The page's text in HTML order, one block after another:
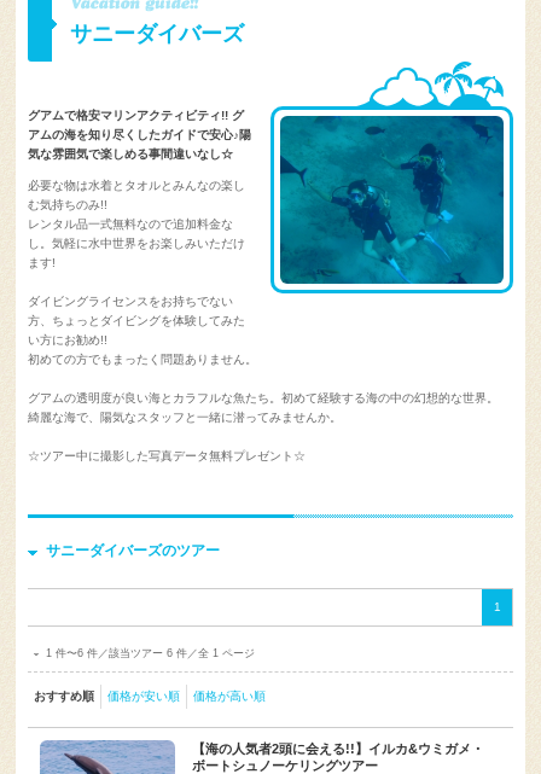
サニーダイバーズ
グアムで格安マリンアクティビティ!! グ
アムの海を知り尽くしたガイドで安心♪陽
気な雰囲気で楽しめる事間違いなし☆
必要な物は水着とタオルとみんなの楽し
む気持ちのみ!!
レンタル品一式無料なので追加料金な
し。気軽に水中世界をお楽しみいただけ
ます!
ダイビングライセンスをお持ちでない
方、ちょっとダイビングを体験してみた
い方にお勧め!!
初めての方でもまったく問題ありません。
グアムの透明度が良い海とカラフルな魚たち。初めて経験する海の中の幻想的な世界。
綺麗な海で、陽気なスタッフと一緒に潜ってみませんか。
☆ツアー中に撮影した写真データ無料プレゼント☆
サニーダイバーズのツアー
1
1 件〜6 件／該当ツアー 6 件／全 1 ページ
おすすめ順 価格が安い順 価格が高い順
【海の人気者2頭に会える!!】イルカ&ウミガメ・
ボートシュノーケリングツアー